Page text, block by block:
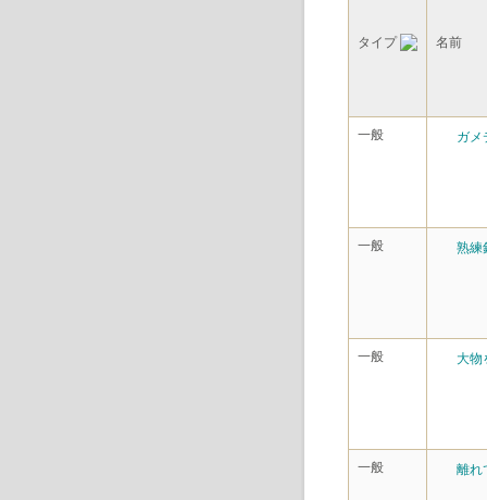
タイプ 名前
一般 ガメ
一般 熟練
一般 大物
一般 離れ